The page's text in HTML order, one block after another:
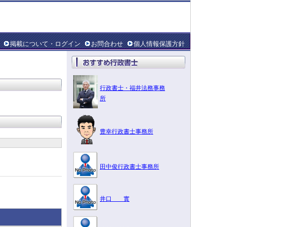
掲載について・ログイン お問合わせ 個人情報保護方針
行政書士・福井法務事務
所
豊幸行政書士事務所
田中俊行政書士事務所
井口 實